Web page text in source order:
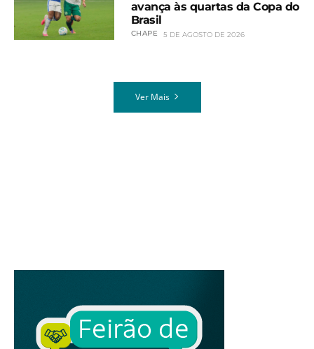
avança às quartas da Copa do
Brasil
CHAPE 5 DE AGOSTO DE 2026
Ver Mais